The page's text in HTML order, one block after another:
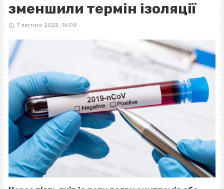
зменшили термін ізоляції
7 лютого 2022, 16:09